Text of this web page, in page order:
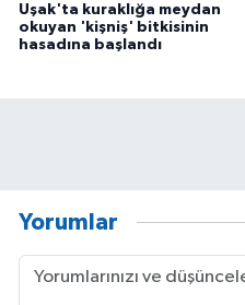
Uşak'ta kuraklığa meydan
okuyan 'kişniş' bitkisinin
hasadına başlandı
Yorumlar